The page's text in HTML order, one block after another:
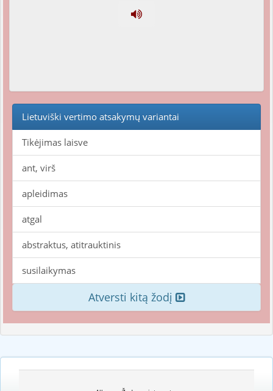
Lietuviški vertimo atsakymų variantai
Tikėjimas laisve
ant, virš
apleidimas
atgal
abstraktus, atitrauktinis
susilaikymas
Atversti kitą žodį